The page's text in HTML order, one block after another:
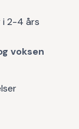
i 2-4 års
voksen